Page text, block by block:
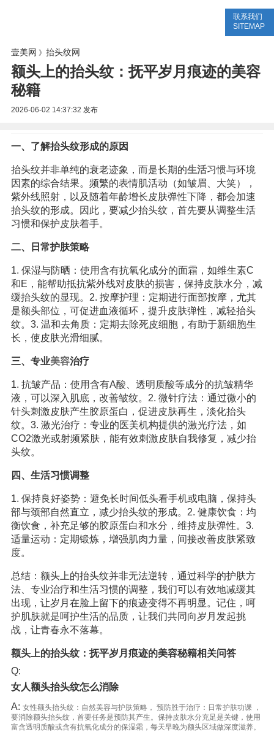
联系我们
SITEMAP
壹美网 》 抬头纹网
额头上的抬头纹：抚平岁月痕迹的美容
秘籍
2026-06-02 14:37:32 发布
一、了解抬头纹形成的原因
抬头纹并非单纯的衰老迹象，而是长期的生活习惯与环境
因素的综合结果。频繁的表情肌活动（如皱眉、大笑），
紫外线照射，以及随着年龄增长皮肤弹性下降，都会加速
抬头纹的形成。因此，要减少抬头纹，首先要从调整生活
习惯和保护皮肤着手。
二、日常护肤策略
1. 保湿与防晒：使用含有抗氧化成分的面霜，如维生素C
和E，能帮助抵抗紫外线对皮肤的损害，保持皮肤水分，减
缓抬头纹的显现。2. 按摩护理：定期进行面部按摩，尤其
是额头部位，可促进血液循环，提升皮肤弹性，减轻抬头
纹。3. 温和去角质：定期去除死皮细胞，有助于新细胞生
长，使皮肤光滑细腻。
三、专业美容治疗
1. 抗皱产品：使用含有A酸、透明质酸等成分的抗皱精华
液，可以深入肌底，改善皱纹。2. 微针疗法：通过微小的
针头刺激皮肤产生胶原蛋白，促进皮肤再生，淡化抬头
纹。3. 激光治疗：专业的医美机构提供的激光疗法，如
CO2激光或射频紧肤，能有效刺激皮肤自我修复，减少抬
头纹。
四、生活习惯调整
1. 保持良好姿势：避免长时间低头看手机或电脑，保持头
部与颈部自然直立，减少抬头纹的形成。2. 健康饮食：均
衡饮食，补充足够的胶原蛋白和水分，维持皮肤弹性。3.
适量运动：定期锻炼，增强肌肉力量，间接改善皮肤紧致
度。
总结：额头上的抬头纹并非无法逆转，通过科学的护肤方
法、专业治疗和生活习惯的调整，我们可以有效地减缓其
出现，让岁月在脸上留下的痕迹变得不再明显。记住，呵
护肌肤就是呵护生活的品质，让我们共同向岁月发起挑
战，让青春永不落幕。
额头上的抬头纹：抚平岁月痕迹的美容秘籍相关问答
Q:
女人额头抬头纹怎么消除
A: 女性额头抬头纹：自然美容与护肤策略， 预防胜于治疗：日常护肤功课 ，
要消除额头抬头纹，首要任务是预防其产生。保持皮肤水分充足是关键，使用
富含透明质酸或含有抗氧化成分的保湿霜，每天早晚为额头区域做深度滋养。